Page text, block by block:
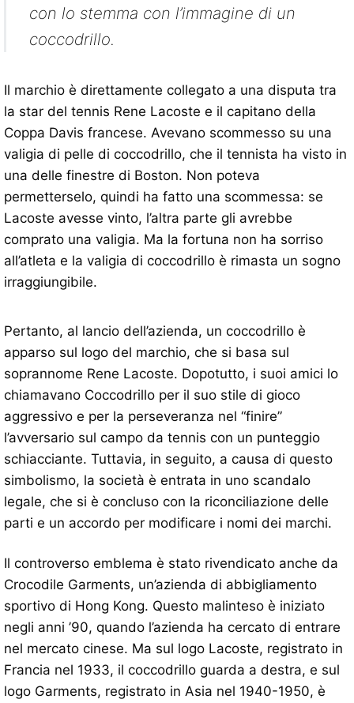
con lo stemma con l’immagine di un
coccodrillo.
Il marchio è direttamente collegato a una disputa tra
la star del tennis Rene Lacoste e il capitano della
Coppa Davis francese. Avevano scommesso su una
valigia di pelle di coccodrillo, che il tennista ha visto in
una delle finestre di Boston. Non poteva
permetterselo, quindi ha fatto una scommessa: se
Lacoste avesse vinto, l’altra parte gli avrebbe
comprato una valigia. Ma la fortuna non ha sorriso
all’atleta e la valigia di coccodrillo è rimasta un sogno
irraggiungibile.
Pertanto, al lancio dell’azienda, un coccodrillo è
apparso sul logo del marchio, che si basa sul
soprannome Rene Lacoste. Dopotutto, i suoi amici lo
chiamavano Coccodrillo per il suo stile di gioco
aggressivo e per la perseveranza nel “finire”
l’avversario sul campo da tennis con un punteggio
schiacciante. Tuttavia, in seguito, a causa di questo
simbolismo, la società è entrata in uno scandalo
legale, che si è concluso con la riconciliazione delle
parti e un accordo per modificare i nomi dei marchi.
Il controverso emblema è stato rivendicato anche da
Crocodile Garments, un’azienda di abbigliamento
sportivo di Hong Kong. Questo malinteso è iniziato
negli anni ’90, quando l’azienda ha cercato di entrare
nel mercato cinese. Ma sul logo Lacoste, registrato in
Francia nel 1933, il coccodrillo guarda a destra, e sul
logo Garments, registrato in Asia nel 1940-1950, è